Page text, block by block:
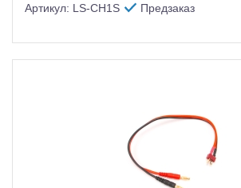
Артикул: LS-CH1S Предзаказ